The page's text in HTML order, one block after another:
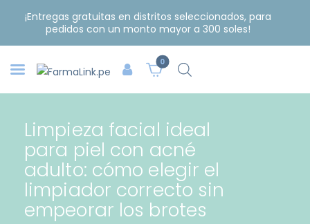
¡Entregas gratuitas en distritos seleccionados, para
pedidos con un monto mayor a 300 soles!
0
Limpieza facial ideal
para piel con acné
adulto: cómo elegir el
limpiador correcto sin
empeorar los brotes